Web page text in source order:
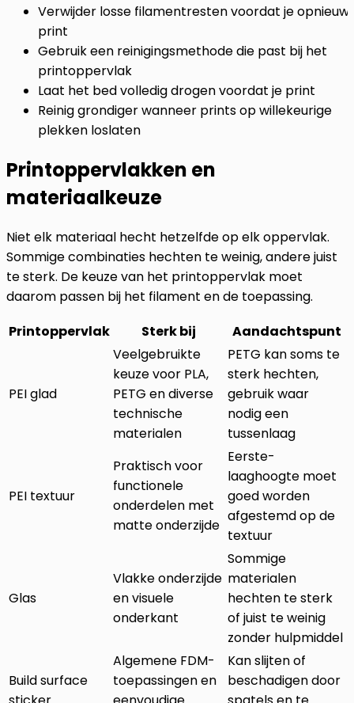
Verwijder losse filamentresten voordat je opnieuw
print
Gebruik een reinigingsmethode die past bij het
printoppervlak
Laat het bed volledig drogen voordat je print
Reinig grondiger wanneer prints op willekeurige
plekken loslaten
Printoppervlakken en
materiaalkeuze
Niet elk materiaal hecht hetzelfde op elk oppervlak.
Sommige combinaties hechten te weinig, andere juist
te sterk. De keuze van het printoppervlak moet
daarom passen bij het filament en de toepassing.
Printoppervlak
Sterk bij Aandachtspunt
PEI glad
Veelgebruikte
keuze voor PLA,
PETG en diverse
technische
materialen
PETG kan soms te
sterk hechten,
gebruik waar
nodig een
tussenlaag
PEI textuur
Praktisch voor
functionele
onderdelen met
matte onderzijde
Eerste-
laaghoogte moet
goed worden
afgestemd op de
textuur
Glas
Vlakke onderzijde
en visuele
onderkant
Sommige
materialen
hechten te sterk
of juist te weinig
zonder hulpmiddel
Build surface
Algemene FDM-
toepassingen en
Kan slijten of
beschadigen door